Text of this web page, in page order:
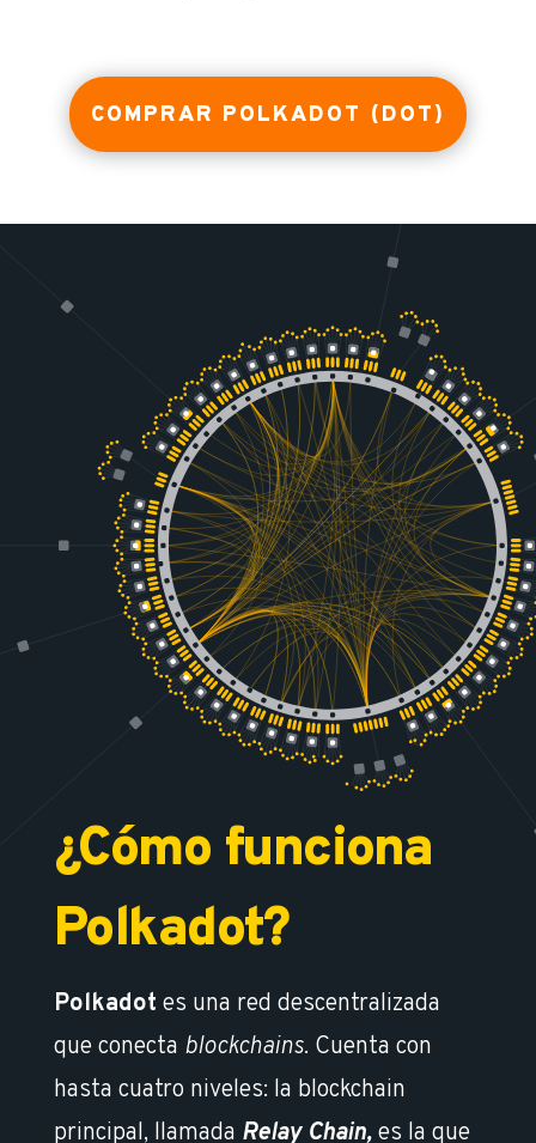
COMPRAR POLKADOT (DOT)
¿Cómo funciona
Polkadot?
Polkadot es una red descentralizada
que conecta blockchains. Cuenta con
hasta cuatro niveles: la blockchain
principal, llamada Relay Chain,es la que